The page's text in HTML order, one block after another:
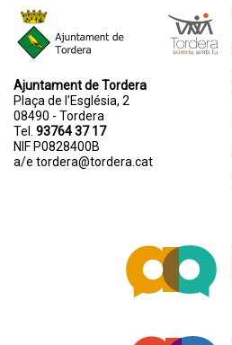
Ajuntament de Tordera
Plaça de l'Església, 2
08490 - Tordera
Tel. 93764 37 17
NIF P0828400B
a/e tordera@tordera.cat